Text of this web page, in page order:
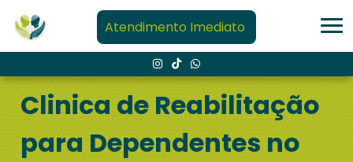
Atendimento Imediato
Clinica de Reabilitação
para Dependentes no